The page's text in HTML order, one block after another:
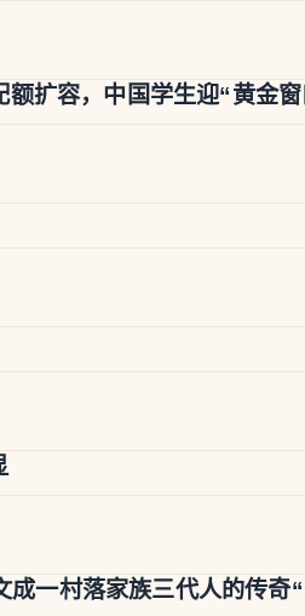
扩容，中国学生迎“黄金窗
一村落家族三代人的传奇“